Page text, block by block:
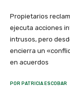
Propietarios
ejecuta acciones
intrusos, pero
encierra un
en acuerdos
POR PATRICIA ESCOBAR